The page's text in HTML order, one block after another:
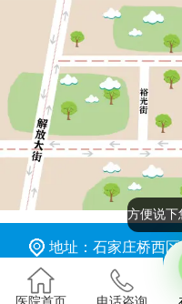
地址：石家庄桥西
版权所有：石家庄
方便说下